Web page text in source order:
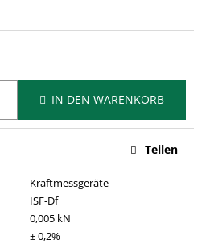
IN DEN WARENKORB
Kraftmessgeräte
ISF-Df
0,005 kN
± 0,2%
Teilen